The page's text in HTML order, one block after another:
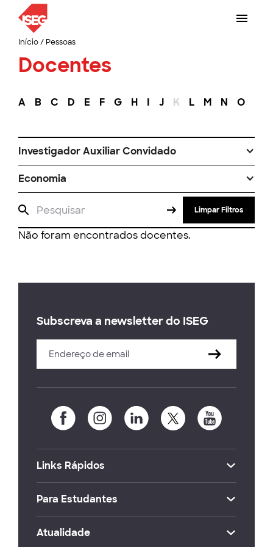
Início/ Pessoas
Docentes
A B C D E F G H I J K L M N O
Investigador Auxiliar Convidado
Economia
Limpar Filtros
Não foram encontrados docentes.
Subscreva a newsletter do ISEG
Links Rápidos
Para Estudantes
Atualidade